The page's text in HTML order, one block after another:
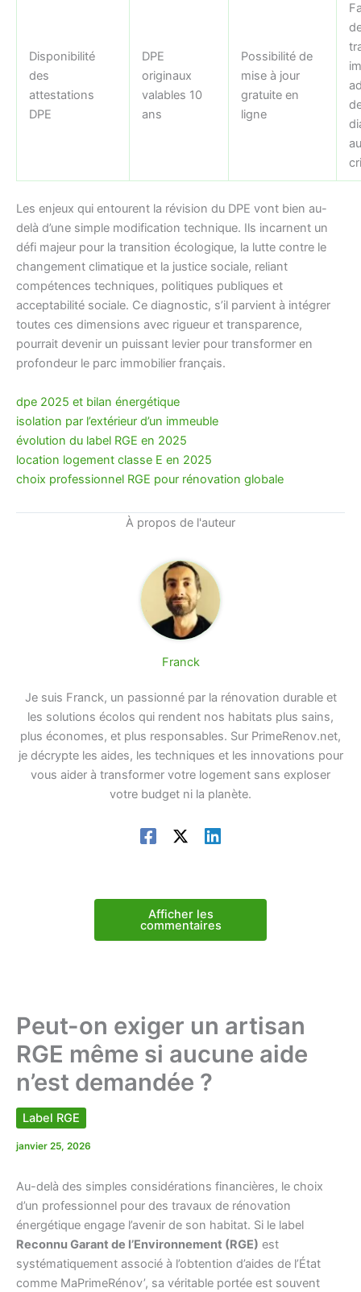
Disponibilité
des
attestations
DPE
DPE
originaux
valables 10
ans
Possibilité de
mise à jour
gratuite en
ligne
Les enjeux qui entourent la révision du DPE vont bien au-
delà d’une simple modification technique. Ils incarnent un
défi majeur pour la transition écologique, la lutte contre le
changement climatique et la justice sociale, reliant
compétences techniques, politiques publiques et
acceptabilité sociale. Ce diagnostic, s’il parvient à intégrer
toutes ces dimensions avec rigueur et transparence,
pourrait devenir un puissant levier pour transformer en
profondeur le parc immobilier français.
dpe 2025 et bilan énergétique
isolation par l’extérieur d’un immeuble
évolution du label RGE en 2025
location logement classe E en 2025
choix professionnel RGE pour rénovation globale
À propos de l'auteur
Franck
Je suis Franck, un passionné par la rénovation durable et
les solutions écolos qui rendent nos habitats plus sains,
plus économes, et plus responsables. Sur PrimeRenov.net,
je décrypte les aides, les techniques et les innovations pour
vous aider à transformer votre logement sans exploser
votre budget ni la planète.
Afficher les
commentaires
Peut-on exiger un artisan
RGE même si aucune aide
n’est demandée ?
Label RGE
janvier 25, 2026
Au-delà des simples considérations financières, le choix
d’un professionnel pour des travaux de rénovation
énergétique engage l’avenir de son habitat. Si le label
Reconnu Garant de l’Environnement (RGE) est
systématiquement associé à l’obtention d’aides de l’État
comme MaPrimeRénov’, sa véritable portée est souvent